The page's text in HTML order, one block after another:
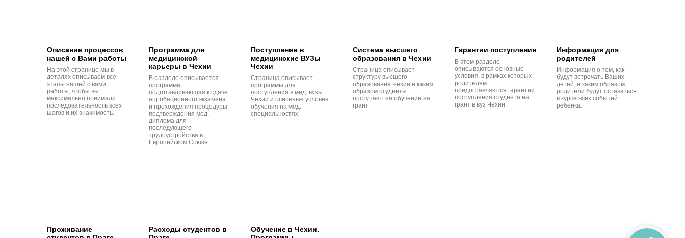
Описание процессов
нашей с Вами работы
На этой странице мы в
деталях описываем все
этапы нашей с вами
работы, чтобы вы
максимально понимали
последовательность всех
шагов и их значимость.
Программа для
медицинской
карьеры в Чехии
В разделе описывается
программа,
подготавливающая к сдаче
апробационного экзамена
и прохождения процедуры
подтверждения мед.
диплома для
последующего
трудоустройства в
Европейском Союзе.
Поступление в
медицинские ВУЗы
Чехии
Страница описывает
программы для
поступления в мед. вузы
Чехии и основные условия
обучения на мед.
специальностях.
Система высшего
образования в Чехии
Страница описывает
структуру высшего
образования Чехии и каким
образом студенты
поступают на обучение на
грант
Гарантии поступления
В этом разделе
описываются основные
условия, в рамках которых
родителям
предоставляются гарантии
поступления студента на
грант в вуз Чехии.
Информация для
родителей
Информация о том, как
будут встречать Ваших
детей, и каким образом
родители будут оставаться
в курсе всех событий
ребенка.
Проживание
Расходы студентов в
Обучение в Чехии.